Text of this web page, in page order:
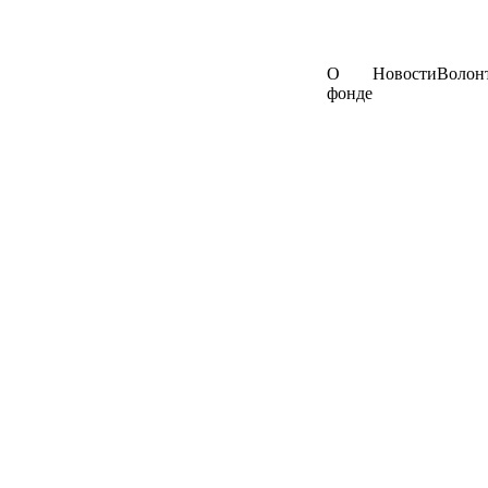
О
фонде
Новости